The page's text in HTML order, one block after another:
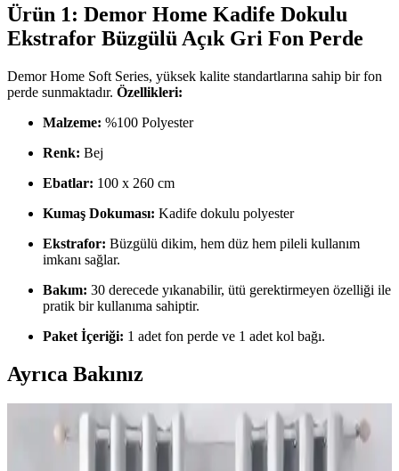
Ürün 1: Demor Home Kadife Dokulu
Ekstrafor Büzgülü Açık Gri Fon Perde
Demor Home Soft Series, yüksek kalite standartlarına sahip bir fon
perde sunmaktadır. Özellikleri:
Malzeme: %100 Polyester
Renk: Bej
Ebatlar: 100 x 260 cm
Kumaş Dokuması: Kadife dokulu polyester
Ekstrafor: Büzgülü dikim, hem düz hem pileli kullanım
imkanı sağlar.
Bakım: 30 derecede yıkanabilir, ütü gerektirmeyen özelliği ile
pratik bir kullanıma sahiptir.
Paket İçeriği: 1 adet fon perde ve 1 adet kol bağı.
Ayrıca Bakınız
Yatak Odası Perde Seçimi ve Asma Teknikleri:
Estetik ve Fonksiyonel Yaklaşımlar